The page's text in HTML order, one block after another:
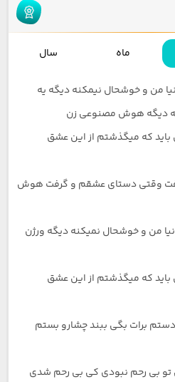
ماه سال
من و خوشحال نیمکنه دیگه یه
دیگه هوش مصنوعی زن
که میگذشتم از این عشق
وقتی دستای عشقم و گرفت هوش
من و خوشحال نمیکنه دیگه ورژن
که میگذشتم از این عشق
برات بگی ببند چشارو بستم
بی رحم نبودی کی بی رحم شدی